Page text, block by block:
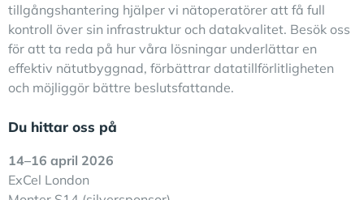
tillgångshantering hjälper vi nätoperatörer att få full
kontroll över sin infrastruktur och datakvalitet. Besök oss
för att ta reda på hur våra lösningar underlättar en
effektiv nätutbyggnad, förbättrar datatillförlitligheten
och möjliggör bättre beslutsfattande.
Du hittar oss på
14–16 april 2026
ExCel London